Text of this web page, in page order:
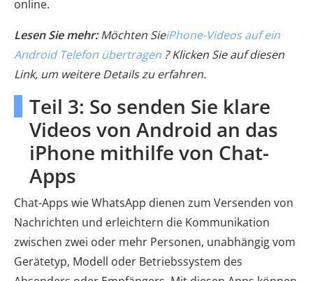
online.
Lesen Sie mehr:Möchten SieiPhone-Videos auf ein
Android Telefon übertragen ? Klicken Sie auf diesen
Link, um weitere Details zu erfahren.
Teil 3: So senden Sie klare
Videos von Android an das
iPhone mithilfe von Chat-
Apps
Chat-Apps wie WhatsApp dienen zum Versenden von
Nachrichten und erleichtern die Kommunikation
zwischen zwei oder mehr Personen, unabhängig vom
Gerätetyp, Modell oder Betriebssystem des